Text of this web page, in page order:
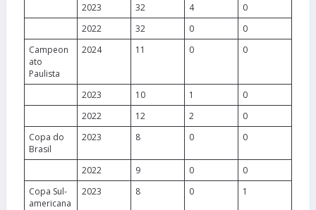
2023 32 4
0
2022
32 0
0
Campeon
ato
Paulista
2024 11 0 0
2023 10 1
0
2022
12 2
0
Copa do
Brasil
2023 8 0 0
2022 9 0
0
Copa Sul-
americana
2023 8 0 1